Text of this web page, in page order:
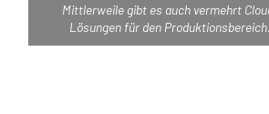
Mittlerweile gibt es auch vermehrt
Lösungen für den Produktionsbereich.